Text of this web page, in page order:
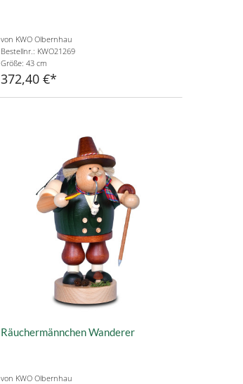
von KWO Olbernhau
Bestellnr.: KWO21269
Größe: 43 cm
372,40 €
Räuchermännchen Wanderer
von KWO Olbernhau